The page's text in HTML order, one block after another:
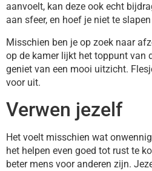
aanvoelt, kan deze ook echt
aan sfeer, en hoef je niet te
Misschien ben je op zoek naar
op de kamer lijkt het toppunt van
geniet van een mooi uitzicht.
voor uit.
Verwen jezelf
Het voelt misschien wat
het helpen even goed tot rust te
beter mens voor anderen zijn.